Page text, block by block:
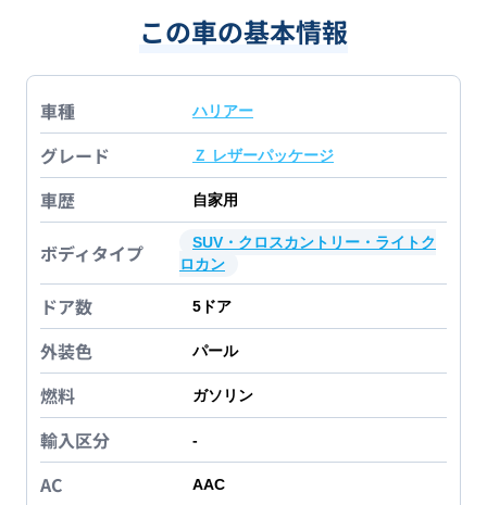
この車の基本情報
車種 ハリアー
グレード Ｚ レザーパッケージ
車歴 自家用
ボディタイプ
SUV・クロスカントリー・ライトク
ロカン
ドア数 5 ドア
外装色 パール
燃料 ガソリン
輸入区分 -
AC AAC